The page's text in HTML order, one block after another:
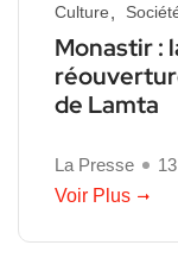
Culture
Monastir :
de Lamta
La Presse
Voir Plus